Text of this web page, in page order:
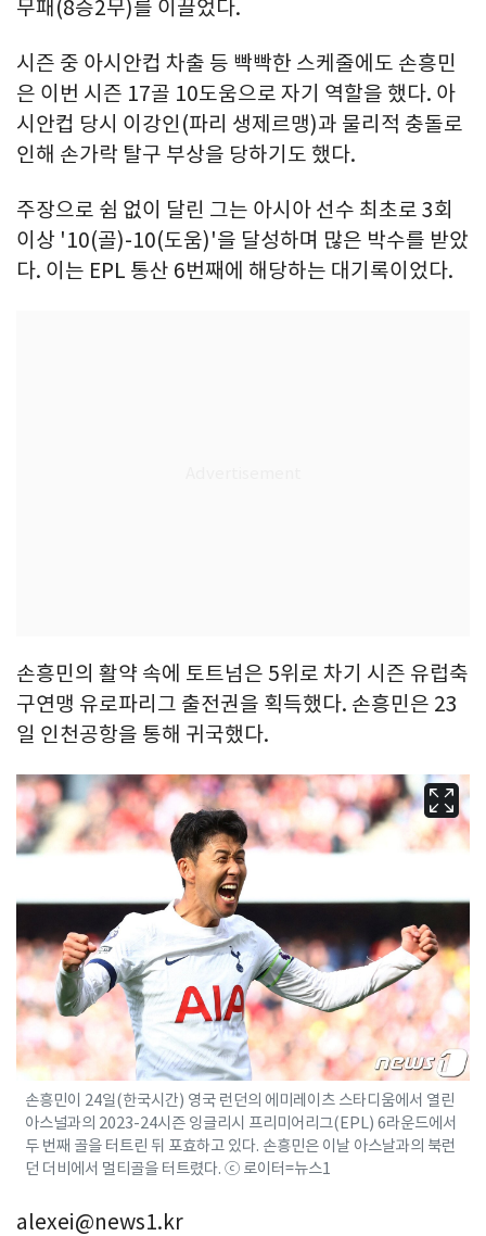
무패(8승2무)를 이끌었다.
시즌 중 아시안컵 차출 등 빡빡한 스케줄에도 손흥민
은 이번 시즌 17골 10도움으로 자기 역할을 했다. 아
시안컵 당시 이강인(파리 생제르맹)과 물리적 충돌로
인해 손가락 탈구 부상을 당하기도 했다.
주장으로 쉼 없이 달린 그는 아시아 선수 최초로 3회
이상 '10(골)-10(도움)'을 달성하며 많은 박수를 받았
다. 이는 EPL 통산 6번째에 해당하는 대기록이었다.
손흥민의 활약 속에 토트넘은 5위로 차기 시즌 유럽축
구연맹 유로파리그 출전권을 획득했다. 손흥민은 23
일 인천공항을 통해 귀국했다.
손흥민이 24일(한국시간) 영국 런던의 에미레이츠 스타디움에서 열린
아스널과의 2023-24시즌 잉글리시 프리미어리그(EPL) 6라운드에서
두 번째 골을 터트린 뒤 포효하고 있다. 손흥민은 이날 아스날과의 북런
던 더비에서 멀티골을 터트렸다. ⓒ 로이터=뉴스1
alexei@news1.kr